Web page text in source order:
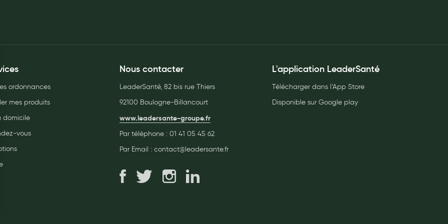
ordonnances
mes produits
domicile
vous
Nous contacter
LeaderSanté, 82 bis rue Thiers
92100 Boulogne-Billancourt
www.leadersante-groupe.fr
Par téléphone : 01 41 05 45 62
Par Email : contact@leadersante.fr
L'application LeaderSanté
Télécharger dans l’App Store
Disponible sur Google play